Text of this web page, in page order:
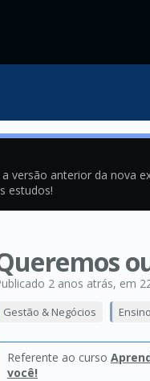
versão anterior da nova
estudos!
2 anos atrás, em
Gestão & Negócios
Referente ao curso
você!